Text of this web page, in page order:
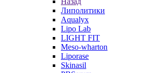
Липолитики
Aqualyx
Lipo Lab
LIGHT FIT
Meso-wharton
Liporase
Skinasil